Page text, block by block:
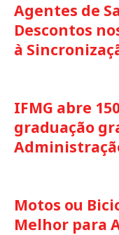
Agentes de
Descontos
à
IFMG abre
graduação
Motos ou
Melhor para